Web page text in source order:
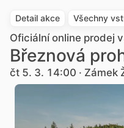
Detail akce Všechny
Oficiální online prodej
Březnová
čt 5. 3. 14:00 · Zámek